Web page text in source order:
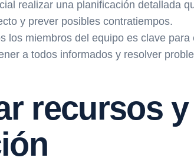
realizar una planificación detallada
y prever posibles contratiempos.
los miembros del equipo es clave
a todos informados y resolver
recursos